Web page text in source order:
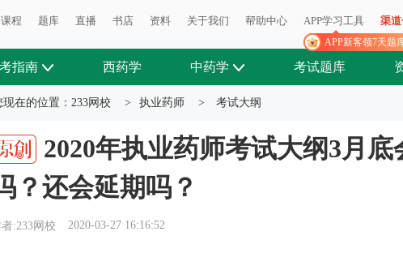
课程 题库 直播 书店 资料 关于我们 帮助中心 APP学习工具
APP新客领7天题
渠
指南 西药学 中药学 考试题库
现在的位置： 233网校 > 执业药师 > 考试大纲
2020年执业药师考试大纲3月底
？还会延期吗？
:233网校 2020-03-27 16:16:52